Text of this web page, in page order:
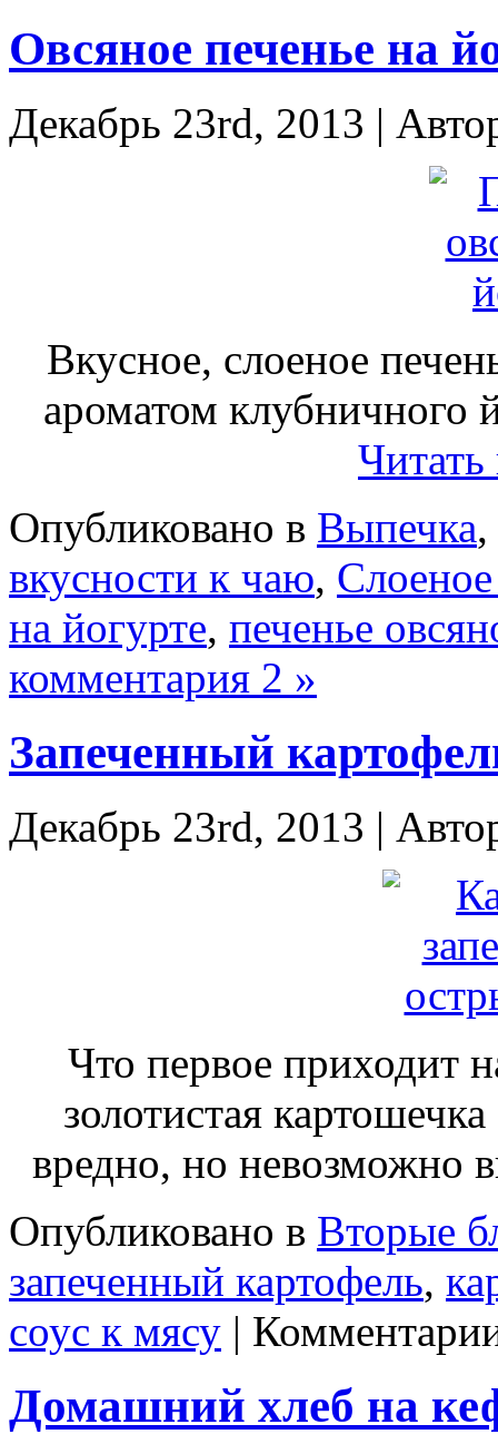
Овсяное печенье на
Декабрь 23rd, 2013 |
Вкусное, слоеное
ароматом клубничного
Опубликовано в Выпечка,
вкусности к чаю, Слоеное
на йогурте, печенье
комментария 2 »
Запеченный
Декабрь 23rd, 2013 |
Что первое приходит
золотистая
вредно, но невозможно
Опубликовано в Вторые
запеченный картофель,
соус к мясу |
Домашний хлеб на